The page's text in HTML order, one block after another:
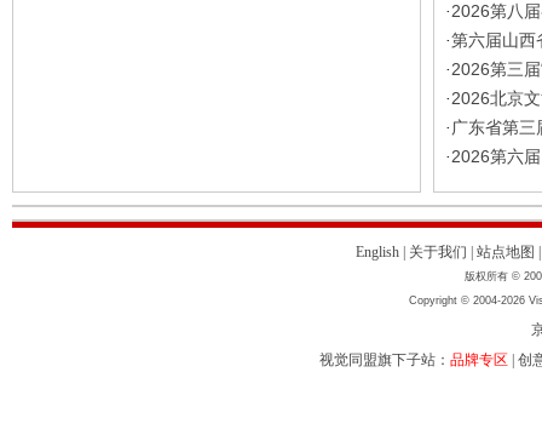
· 2026第八
·第六届山
· 2026第三
· 2026北京
· 广东省第
· 2026第六
English 关于我们 站点地图
版权所有 ©
Copyright © 2004-2026
视觉同盟旗下子站： 品牌专区 创